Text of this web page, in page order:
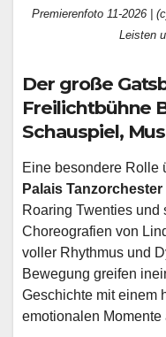
Premierenfoto 11-2026 |
Leisten
Der große
Freilichtbühne
Schauspiel,
Eine besondere Rolle
Palais Tanzorchester
Roaring Twenties und
Choreografien von
voller Rhythmus und
Bewegung greifen
Geschichte mit einem
emotionalen